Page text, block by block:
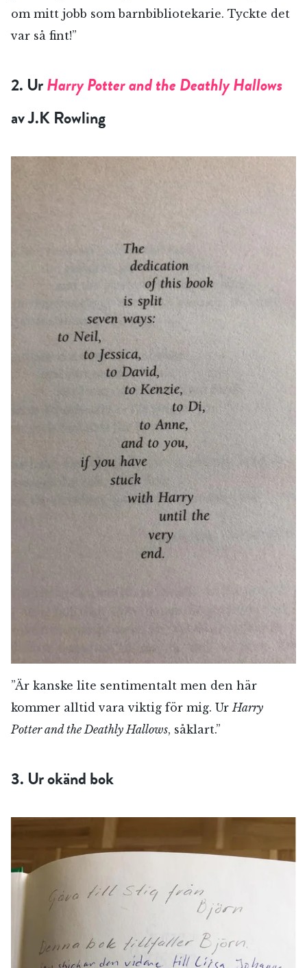
om mitt jobb som barnbibliotekarie. Tyckte det
var så fint!”
2. UrHarry Potter and the Deathly Hallows
av J.K Rowling
”Är kanske lite sentimentalt men den här
kommer alltid vara viktig för mig. Ur Harry
Potter and the Deathly Hallows, såklart.”
3. Ur okänd bok